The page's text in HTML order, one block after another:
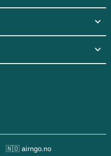
expand_more
expand_more
🇳🇴 airngo.no